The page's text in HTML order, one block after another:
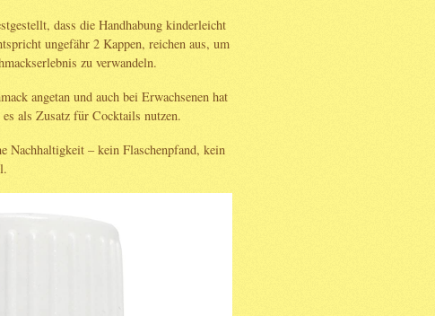
dass die Handhabung kinderleicht
ungefähr 2 Kappen, reichen aus, um
zu verwandeln.
angetan und auch bei Erwachsenen hat
als Zusatz für Cocktails nutzen.
Nachhaltigkeit – kein Flaschenpfand, kein